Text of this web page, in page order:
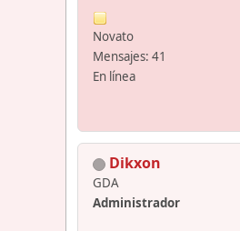
Novato
Mensajes: 41
En línea
Dikxon
GDA
Administrador